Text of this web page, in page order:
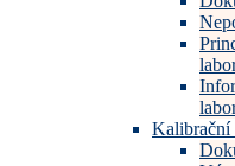
Kalibrační